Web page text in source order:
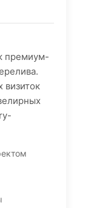
премиум-
визиток